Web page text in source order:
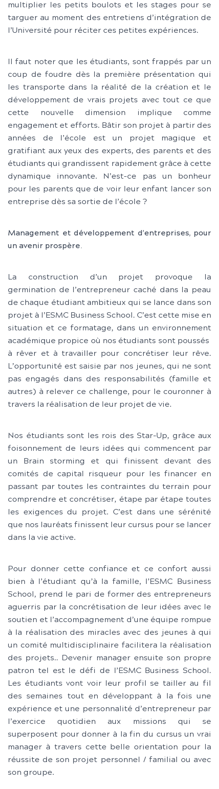
multiplier les petits boulots et les stages pour se
targuer au moment des entretiens d’intégration de
l’Université pour réciter ces petites expériences.
Il faut noter que les étudiants, sont frappés par un
coup de foudre dès la première présentation qui
les transporte dans la réalité de la création et le
développement de vrais projets avec tout ce que
cette nouvelle dimension implique comme
engagement et efforts. Bâtir son projet à partir des
années de l’école est un projet magique et
gratifiant aux yeux des experts, des parents et des
étudiants qui grandissent rapidement grâce à cette
dynamique innovante. N’est-ce pas un bonheur
pour les parents que de voir leur enfant lancer son
entreprise dès sa sortie de l’école ?
Management et développement d’entreprises, pour
un avenir prospère.
La construction d’un projet provoque la
germination de l’entrepreneur caché dans la peau
de chaque étudiant ambitieux qui se lance dans son
projet à l’ESMC Business School. C’est cette mise en
situation et ce formatage, dans un environnement
académique propice où nos étudiants sont poussés
à rêver et à travailler pour concrétiser leur rêve.
L’opportunité est saisie par nos jeunes, qui ne sont
pas engagés dans des responsabilités (famille et
autres) à relever ce challenge, pour le couronner à
travers la réalisation de leur projet de vie.
Nos étudiants sont les rois des Star-Up, grâce aux
foisonnement de leurs idées qui commencent par
un Brain storming et qui finissent devant des
comités de capital risqueur pour les financer en
passant par toutes les contraintes du terrain pour
comprendre et concrétiser, étape par étape toutes
les exigences du projet. C’est dans une sérénité
que nos lauréats finissent leur cursus pour se lancer
dans la vie active.
Pour donner cette confiance et ce confort aussi
bien à l’étudiant qu’à la famille, l’ESMC Business
School, prend le pari de former des entrepreneurs
aguerris par la concrétisation de leur idées avec le
soutien et l’accompagnement d’une équipe rompue
à la réalisation des miracles avec des jeunes à qui
un comité multidisciplinaire facilitera la réalisation
des projets.. Devenir manager ensuite son propre
patron tel est le défi de l’ESMC Business School.
Les étudiants vont voir leur profil se tailler au fil
des semaines tout en développant à la fois une
expérience et une personnalité d’entrepreneur par
l’exercice quotidien aux missions qui se
superposent pour donner à la fin du cursus un vrai
manager à travers cette belle orientation pour la
réussite de son projet personnel / familial ou avec
son groupe.